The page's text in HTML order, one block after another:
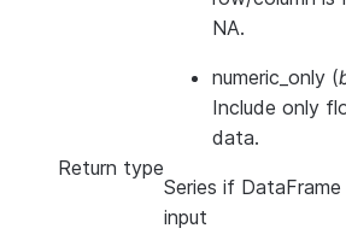
NA.
numeric_only (
Include only
data.
Return type
Series if
input